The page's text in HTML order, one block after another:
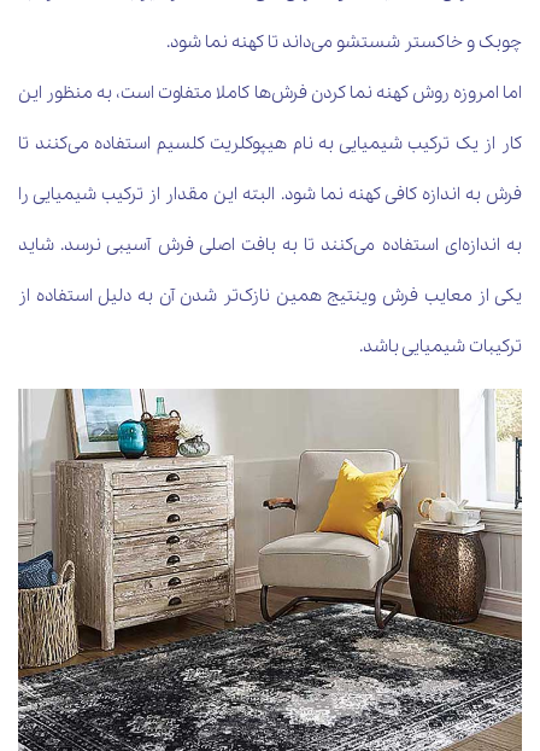
چوبک و خاکستر شستشو می‌داند تا کهنه نما شود.
اما امروزه روش کهنه نما کردن فرش‌ها کاملا متفاوت است، به منظور این
کار از یک ترکیب شیمیایی به نام هیپوکلریت کلسیم استفاده می‌کنند تا
فرش به اندازه کافی کهنه نما شود. البته این مقدار از ترکیب شیمیایی را
به اندازه‌ای استفاده می‌کنند تا به بافت اصلی فرش آسیبی نرسد. شاید
یکی از معایب فرش وینتیج همین نازک‌تر شدن آن به دلیل استفاده از
ترکیبات شیمیایی باشد.